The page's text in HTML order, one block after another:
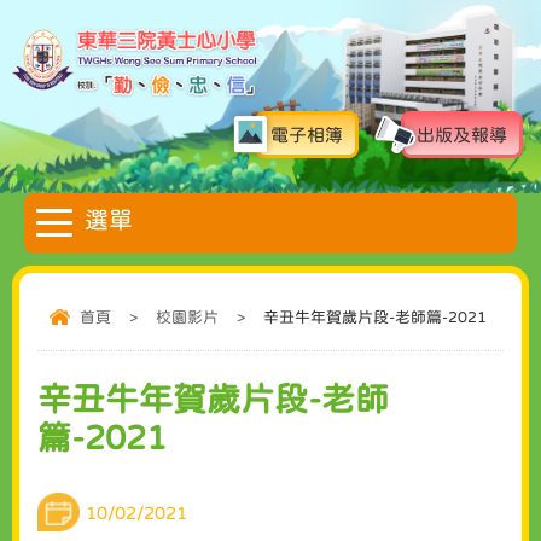
電子相簿 出版及報導
首頁 > 校園影片 > 辛丑牛年賀歲片段-老師篇-2021
辛丑牛年賀歲片段-老師
篇-2021
10/02/2021